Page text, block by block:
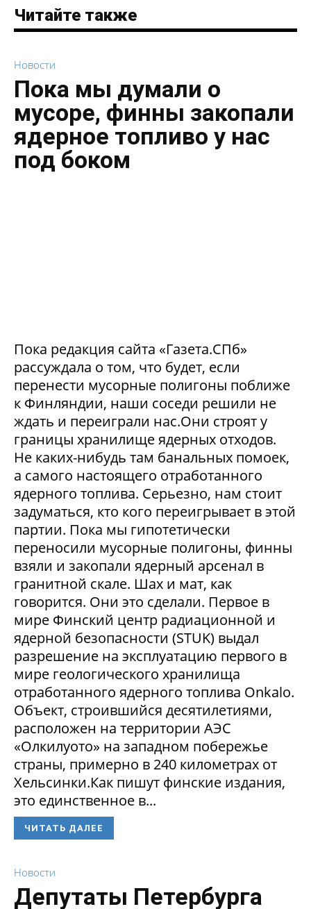
Читайте также
Новости
Пока мы думали о
мусоре, финны закопали
ядерное топливо у нас
под боком
Пока редакция сайта «Газета.СПб»
рассуждала о том, что будет, если
перенести мусорные полигоны поближе
к Финляндии, наши соседи решили не
ждать и переиграли нас.Они строят у
границы хранилище ядерных отходов.
Не каких-нибудь там банальных помоек,
а самого настоящего отработанного
ядерного топлива. Серьезно, нам стоит
задуматься, кто кого переигрывает в этой
партии. Пока мы гипотетически
переносили мусорные полигоны, финны
взяли и закопали ядерный арсенал в
гранитной скале. Шах и мат, как
говорится. Они это сделали. Первое в
мире Финский центр радиационной и
ядерной безопасности (STUK) выдал
разрешение на эксплуатацию первого в
мире геологического хранилища
отработанного ядерного топлива Onkalo.
Объект, строившийся десятилетиями,
расположен на территории АЭС
«Олкилуото» на западном побережье
страны, примерно в 240 километрах от
Хельсинки.Как пишут финские издания,
это единственное в...
ЧИТАТЬ ДАЛЕЕ
Новости
Депутаты Петербурга